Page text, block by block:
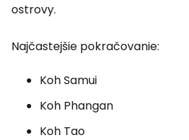
ostrovy.
Najčastejšie pokračovanie:
Koh Samui
Koh Phangan
Koh Tao